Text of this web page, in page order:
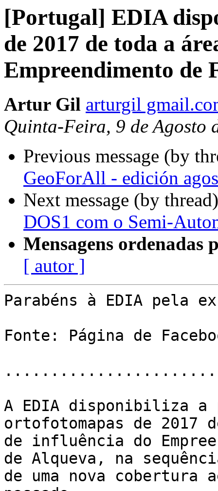
[Portugal] EDIA
de 2017 de toda a
Empreendimento de
Artur Gil arturgil
Quinta-Feira, 9 de Agosto
Previous message (by
GeoForAll - edición
Next message (by
DOS1 com o Semi-
Mensagens ordenadas
[ autor ]
Parabéns à EDIA pela
Fonte: Página de
A EDIA disponibiliza
ortofotomapas de 2017
de influência do
de Alqueva, na
de uma nova cobertura